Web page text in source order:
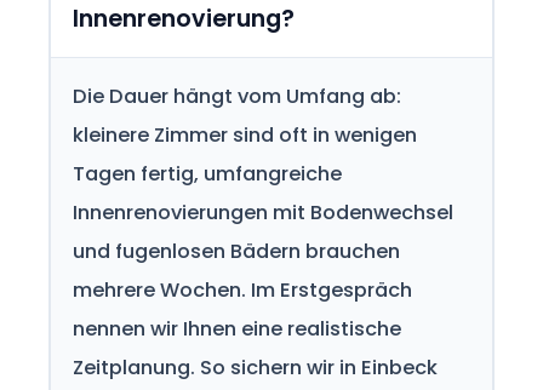
Innenrenovierung?
Die Dauer hängt vom Umfang ab:
kleinere Zimmer sind oft in wenigen
Tagen fertig, umfangreiche
Innenrenovierungen mit Bodenwechsel
und fugenlosen Bädern brauchen
mehrere Wochen. Im Erstgespräch
nennen wir Ihnen eine realistische
Zeitplanung. So sichern wir in Einbeck